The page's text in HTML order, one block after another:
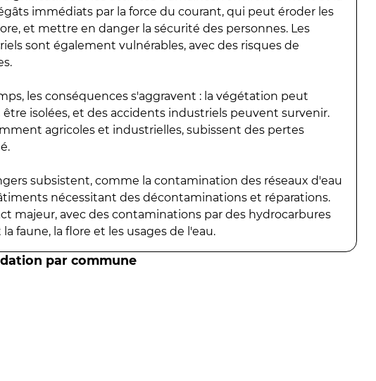
immédiats par la force du courant, qui peut éroder les
et mettre en danger la sécurité des personnes. Les
sont également vulnérables, avec des risques de
les conséquences s'aggravent : la végétation peut
isolées, et des accidents industriels peuvent survenir.
agricoles et industrielles, subissent des pertes
subsistent, comme la contamination des réseaux d'eau
nécessitant des décontaminations et réparations.
majeur, avec des contaminations par des hydrocarbures
faune, la flore et les usages de l'eau.
par commune